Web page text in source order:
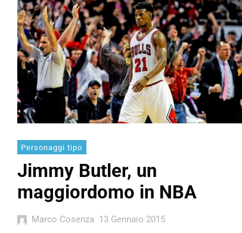
Personaggi tipo
Jimmy Butler, un
maggiordomo in NBA
Marco Cosenza 13 Gennaio 2015